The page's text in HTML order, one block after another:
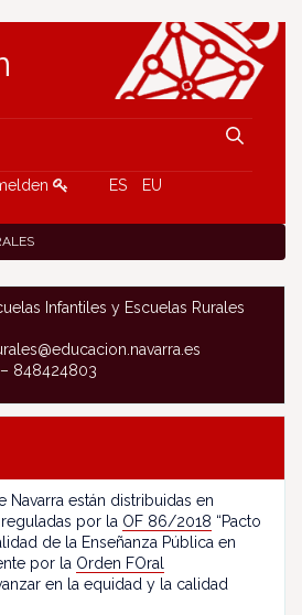
ES EU
Infantiles y Escuelas Rurales
848424803
Navarra están distribuidas en
por la OF 86/2018 “Pacto
de la Enseñanza Pública en
por la Orden FOral
en la equidad y la calidad